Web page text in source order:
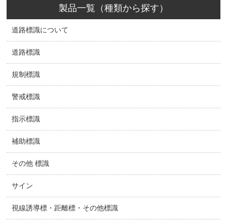
製品一覧（種類から探す）
道路標識について
道路標識
規制標識
警戒標識
指示標識
補助標識
その他 標識
サイン
視線誘導標・距離標・その他標識